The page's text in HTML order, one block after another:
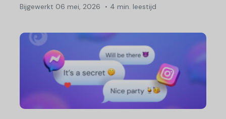
Bijgewerkt 06 mei, 2026 4 min. leestijd